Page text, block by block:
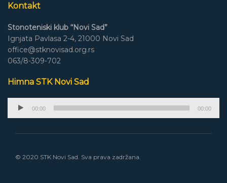
Kontakt
Stonoteniski klub “Novi Sad”
Ignjata Pavlasa 2-4, 21000 Novi Sad
office@stknovisad.org.rs
063/8-309-702
Himna STK Novi Sad
Audio
00:00 00:00
© 2020 STK Novi Sad. Sva prava zadržana.